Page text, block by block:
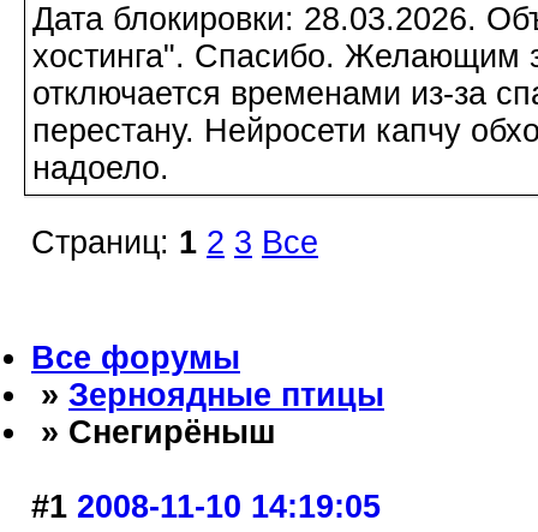
Дата блокировки: 28.03.2026.
хостинга". Спасибо. Желающим
отключается временами из-за
перестану. Нейросети капчу
надоело.
Страниц: 1 2 3 Все
Все форумы
» Зерноядные птицы
» Снегирёныш
#1 2008-11-10 14:19:05